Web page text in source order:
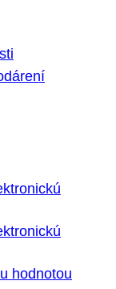
hodnotou